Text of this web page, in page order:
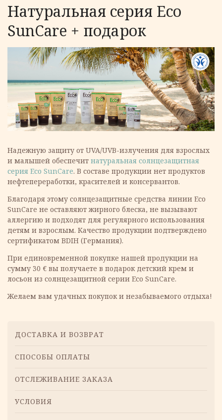
Натуральная серия Eсо
SunCare + подарок
Надежную защиту от UVA/UVB-излучения для взрослых
и малышей обеспечит натуральная солнцезащитная
серия Eсо SunCare. В составе продукции нет продуктов
нефтепереработки, красителей и консервантов.
Благодаря этому солнцезащитные средства линии Eсо
SunCare не оставляют жирного блеска, не вызывают
аллергию и подходят для регулярного использования
детям и взрослым. Качество продукции подтверждено
сертификатом BDIH (Германия).
При единовременной покупке нашей продукции на
сумму 30 € вы получаете в подарок детский крем и
лосьон из солнцезащитной серии Eсо SunCare.
Желаем вам удачных покупок и незабываемого отдыха!
Меню
ДОСТАВКА И ВОЗВРАТ
СПОСОБЫ ОПЛАТЫ
ОТСЛЕЖИВАНИЕ ЗАКАЗА
УСЛОВИЯ